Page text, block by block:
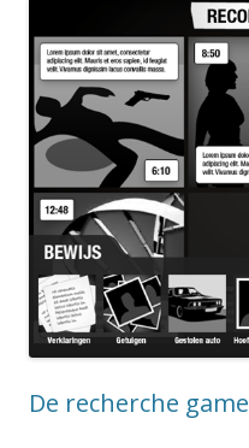
De recherche game